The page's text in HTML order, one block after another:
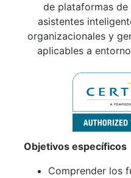
de plataformas
asistentes
organizacionales y
aplicables a
Objetivos específicos
Comprender los